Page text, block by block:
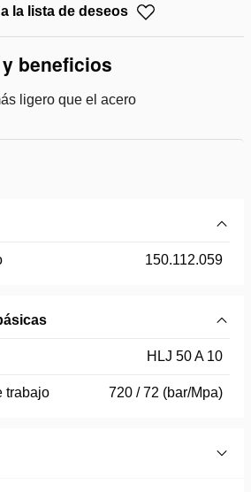
la lista de deseos
beneficios
ligero que el acero
150.112.059
HLJ 50 A 10
trabajo 720 / 72 (bar/Mpa)